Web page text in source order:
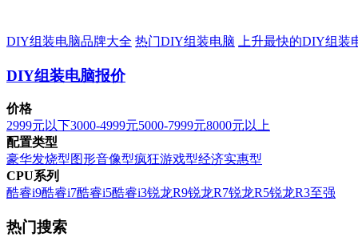
DIY组装电脑品牌大全 热门DIY组装电脑 上升最快的DIY组装
DIY组装电脑报价
价格
2999元以下3000-4999元5000-7999元8000元以上
配置类型
豪华发烧型图形音像型疯狂游戏型经济实惠型
CPU系列
酷睿i9酷睿i7酷睿i5酷睿i3锐龙R9锐龙R7锐龙R5锐龙R3至强
热门搜索